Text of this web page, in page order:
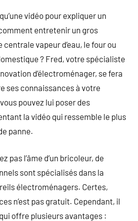
vidéo pour expliquer un
entretenir un gros
vapeur d’eau, le four ou
? Fred, votre spécialiste
d’électroménager, se fera
ses connaissances à votre
pouvez lui poser des
la vidéo qui ressemble le plus
panne.
pas l’âme d’un bricoleur, de
sont spécialisés dans la
électroménagers. Certes,
n’est pas gratuit. Cependant, il
qui offre plusieurs avantages :